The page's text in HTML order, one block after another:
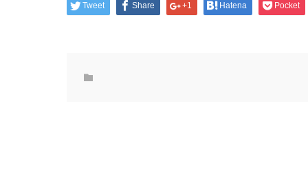
Tweet Share +1 Hatena Pocket